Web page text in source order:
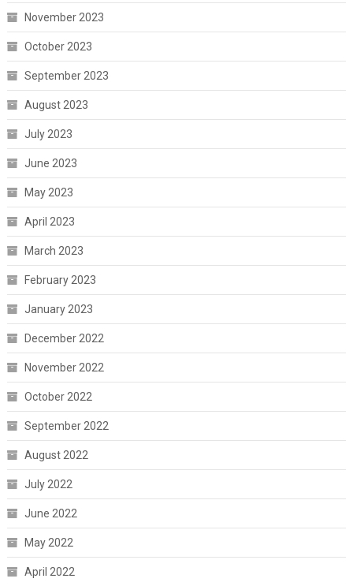
November 2023
October 2023
September 2023
August 2023
July 2023
June 2023
May 2023
April 2023
March 2023
February 2023
January 2023
December 2022
November 2022
October 2022
September 2022
August 2022
July 2022
June 2022
May 2022
April 2022